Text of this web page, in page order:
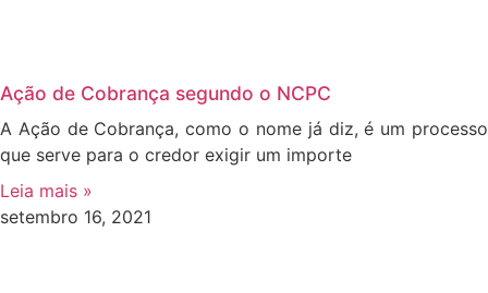
Ação de Cobrança segundo o NCPC
A Ação de Cobrança, como o nome já diz, é um processo
que serve para o credor exigir um importe
Leia mais »
setembro 16, 2021